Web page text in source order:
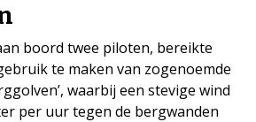
boord twee piloten, bereikte
te maken van zogenoemde
waarbij een stevige wind
per uur tegen de bergwanden